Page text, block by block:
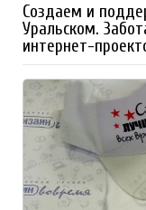
Создаем и
Уральском.
интернет-